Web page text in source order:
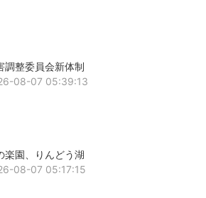
調整委員会新体制
08-07 05:39:13
楽園、りんどう湖
08-07 05:17:15